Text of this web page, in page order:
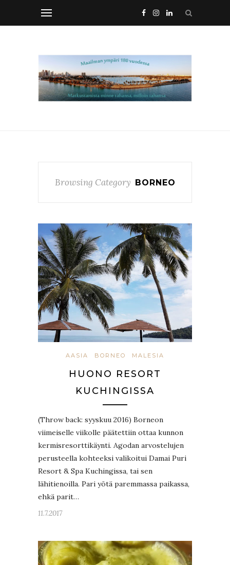
Browsing Category BORNEO
AASIA BORNEO MALESIA
HUONO RESORT
KUCHINGISSA
(Throw back: syyskuu 2016) Borneon
viimeiselle viikolle päätettiin ottaa kunnon
kermisresorttikäynti. Agodan arvostelujen
perusteella kohteeksi valikoitui Damai Puri
Resort & Spa Kuchingissa, tai sen
lähitienoilla. Pari yötä paremmassa paikassa,
ehkä parit…
11.7.2017